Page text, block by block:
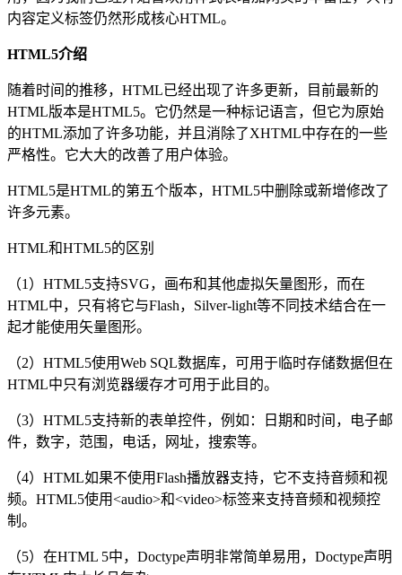
内容定义标签仍然形成核心HTML。
HTML5介绍
随着时间的推移，HTML已经出现了许多更新，目前最新的
HTML版本是HTML5。它仍然是一种标记语言，但它为原始
的HTML添加了许多功能，并且消除了XHTML中存在的一些
严格性。它大大的改善了用户体验。
HTML5是HTML的第五个版本，HTML5中删除或新增修改了
许多元素。
HTML和HTML5的区别
（1）HTML5支持SVG，画布和其他虚拟矢量图形，而在
HTML中，只有将它与Flash，Silver-light等不同技术结合在一
起才能使用矢量图形。
（2）HTML5使用Web SQL数据库，可用于临时存储数据但在
HTML中只有浏览器缓存才可用于此目的。
（3）HTML5支持新的表单控件，例如：日期和时间，电子邮
件，数字，范围，电话，网址，搜索等。
（4）HTML如果不使用Flash播放器支持，它不支持音频和视
频。HTML5使用<audio>和<video>标签来支持音频和视频控
制。
（5）在HTML 5中，Doctype声明非常简单易用，Doctype声明